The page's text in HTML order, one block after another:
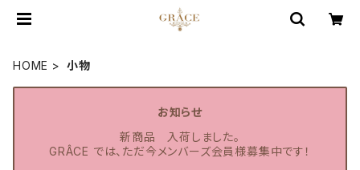
HOME 小物
お知らせ
新商品 入荷しました。
GRÂCE では、ただ今メンバーズ会員様募集中です！